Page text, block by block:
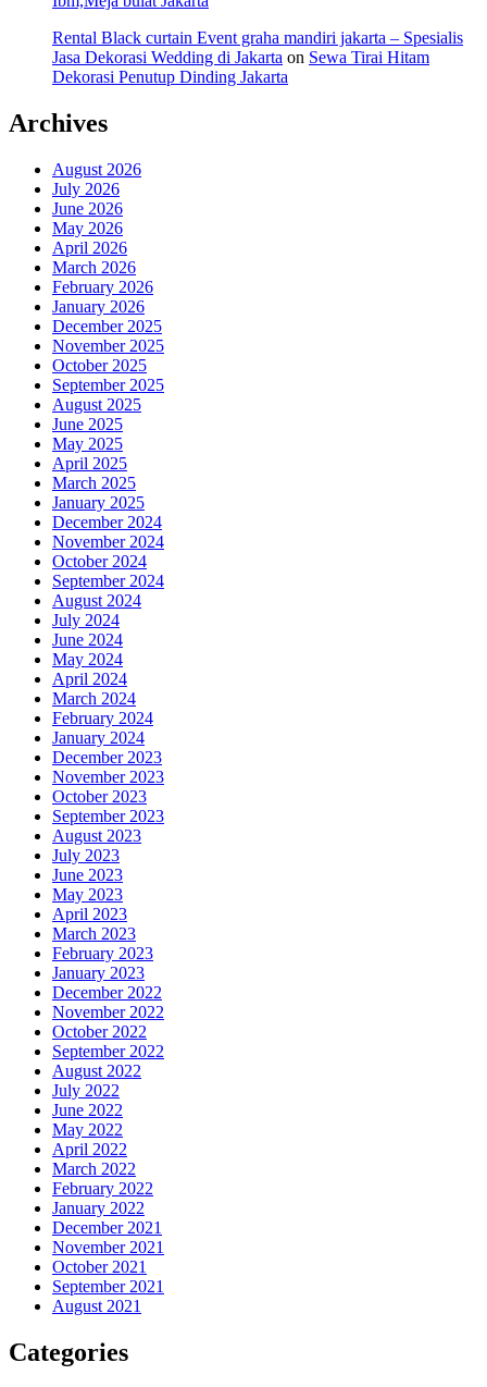
Rental Black curtain Event graha mandiri jakarta – Spesialis
Jasa Dekorasi Wedding di Jakarta on Sewa Tirai Hitam
Dekorasi Penutup Dinding Jakarta
Archives
August 2026
July 2026
June 2026
May 2026
April 2026
March 2026
February 2026
January 2026
December 2025
November 2025
October 2025
September 2025
August 2025
June 2025
May 2025
April 2025
March 2025
January 2025
December 2024
November 2024
October 2024
September 2024
August 2024
July 2024
June 2024
May 2024
April 2024
March 2024
February 2024
January 2024
December 2023
November 2023
October 2023
September 2023
August 2023
July 2023
June 2023
May 2023
April 2023
March 2023
February 2023
January 2023
December 2022
November 2022
October 2022
September 2022
August 2022
July 2022
June 2022
May 2022
April 2022
March 2022
February 2022
January 2022
December 2021
November 2021
October 2021
September 2021
August 2021
Categories